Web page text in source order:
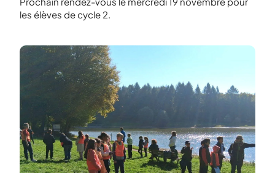
les élèves de cycle 2.